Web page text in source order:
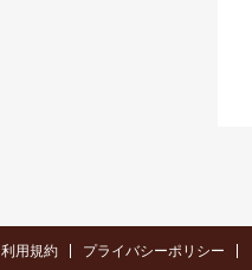
利用規約 プライバシーポリシー